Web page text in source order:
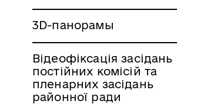
3D-панорамы
Відеофіксація засідань
постійних комісій та
пленарних засідань
районної ради